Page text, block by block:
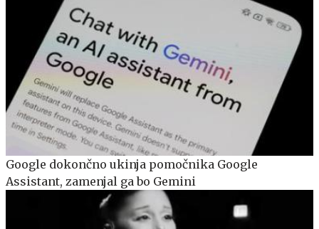
Google dokončno ukinja pomočnika Google
Assistant, zamenjal ga bo Gemini